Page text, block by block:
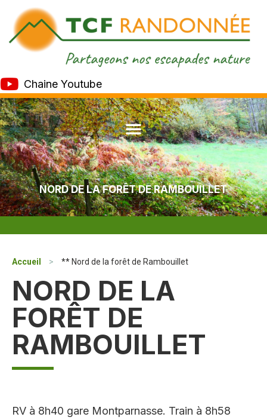
Chaine Youtube
NORD DE LA FORÊT DE RAMBOUILLET
Accueil > ** Nord de la forêt de Rambouillet
NORD DE LA
FORÊT DE
RAMBOUILLET
RV à 8h40 gare Montparnasse. Train à 8h58